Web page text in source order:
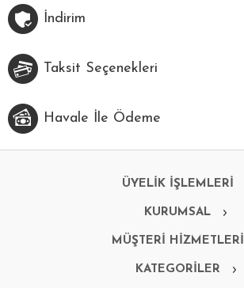
İndirim
Taksit Seçenekleri
Havale İle Ödeme
ÜYELİK İŞLEMLERİ
KURUMSAL
MÜŞTERİ HİZMETLERİ
KATEGORİLER